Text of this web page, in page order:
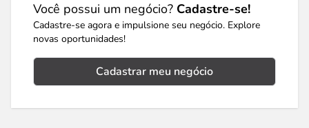
Você possui um negócio? Cadastre-se!
Cadastre-se agora e impulsione seu negócio. Explore
novas oportunidades!
Cadastrar meu negócio